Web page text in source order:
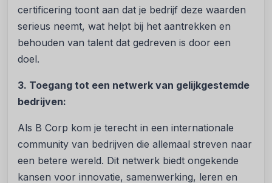
certificering toont aan dat je bedrijf deze waarden
serieus neemt, wat helpt bij het aantrekken en
behouden van talent dat gedreven is door een
doel.
3. Toegang tot een netwerk van gelijkgestemde
bedrijven:
Als B Corp kom je terecht in een internationale
community van bedrijven die allemaal streven naar
een betere wereld. Dit netwerk biedt ongekende
kansen voor innovatie, samenwerking, leren en